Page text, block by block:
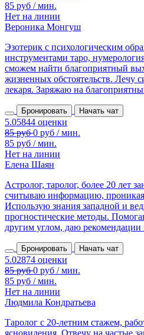
85 руб / мин.
Нет на линии
Вероника Монгуш
Эзотерик с психологическим
инструментами таро,
сможем найти благоприятный
жизненных обстоятельств. Лечу
лекаря. Заряжаю на
Бронировать Начать чат
85 руб / мин.
Нет на линии
Елена Шаян
Астролог, таролог, более 20 лет
считываю информацию,
Использую знания западной и
прогностические методы.
другим углом, даю рекомендации
Бронировать Начать чат
85 руб / мин.
Нет на линии
Людмила Кондратьева
Таролог с 20‑летним стажем,